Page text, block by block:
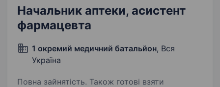
Начальник аптеки, асистент
фармацевта
1 окремий медичний батальйон, Вся
Україна
Повна зайнятість. Також готові взяти